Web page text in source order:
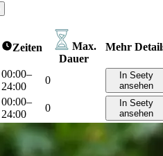
Zeiten
Max.
Dauer
Mehr
00:00–
24:00
0
In Seety
ansehen
00:00–
24:00
0
In Seety
ansehen